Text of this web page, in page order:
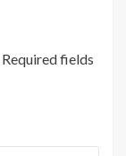
Required fields